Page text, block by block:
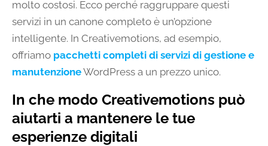
molto costosi. Ecco perché raggruppare questi
servizi in un canone completo è un’opzione
intelligente. In Creativemotions, ad esempio,
offriamo pacchetti completi di servizi di gestione e
manutenzioneWordPress a un prezzo unico.
In che modo Creativemotions può
aiutarti a mantenere le tue
esperienze digitali